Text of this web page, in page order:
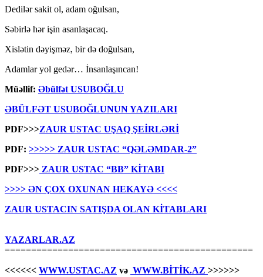
Dedilər sakit ol, adam oğulsan,
Səbirlə hər işin asanlaşacaq.
Xislətin dəyişməz, bir də doğulsan,
Adamlar yol gedər… İnsanlaşıncan!
Müəllif: Əbülfət USUBOĞLU
ƏBÜLFƏT USUBOĞLUNUN YAZILARI
PDF>>>ZAUR USTAC UŞAQ ŞEİRLƏRİ
PDF: >>>>> ZAUR USTAC “QƏLƏMDAR-2”
PDF>>> ZAUR USTAC “BB” KİTABI
>>>> ƏN ÇOX OXUNAN HEKAYƏ <<<<
ZAUR USTACIN SATIŞDA OLAN KİTABLARI
YAZARLAR.AZ
===============================================
<<<<<< WWW.USTAC.AZ və WWW.BİTİK.AZ >>>>>>